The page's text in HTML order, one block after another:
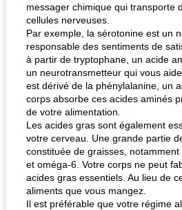
messager chimique qui transporte
cellules nerveuses.
Par exemple, la sérotonine est un
responsable des sentiments de
à partir de tryptophane, un acide
un neurotransmetteur qui vous
est dérivé de la phénylalanine, un
corps absorbe ces acides aminés
de votre alimentation.
Les acides gras sont également
votre cerveau. Une grande partie
constituée de graisses,
et oméga-6. Votre corps ne peut
acides gras essentiels. Au lieu de
aliments que vous mangez.
Il est préférable que votre régime